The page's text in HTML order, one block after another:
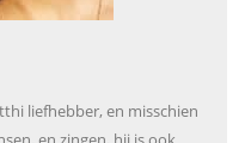
liefhebber, en misschien